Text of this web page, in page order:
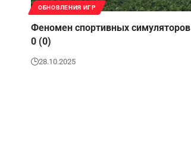
ОБНОВЛЕНИЯ ИГР
Феномен спортивных симуляторов
0 (0)
28.10.2025